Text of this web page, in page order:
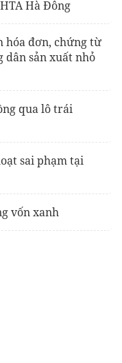
Hà Đông
hóa đơn, chứng từ
dân sản xuất nhỏ
qua lô trái
sai phạm tại
vốn xanh